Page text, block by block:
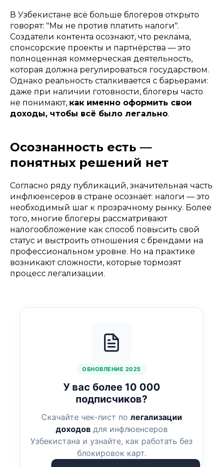
В Узбекистане всё больше блогеров открыто
говорят: "Мы не против платить налоги".
Создатели контента осознают, что реклама,
спонсорские проекты и партнёрства — это
полноценная коммерческая деятельность,
которая должна регулироваться государством.
Однако реальность сталкивается с барьерами:
даже при наличии готовности, блогеры часто
не понимают, как именно оформить свои
доходы, чтобы всё было легально.
Осознанность есть —
понятных решений нет
Согласно ряду публикаций, значительная часть
инфлюенсеров в стране осознаёт: налоги — это
необходимый шаг к прозрачному рынку. Более
того, многие блогеры рассматривают
налогообложение как способ повысить свой
статус и выстроить отношения с брендами на
профессиональном уровне. Но на практике
возникают сложности, которые тормозят
процесс легализации.
ОБНОВЛЕНИЕ 2025
У вас более 10 000
подписчиков?
Скачайте чек-лист по легализации
доходовдля инфлюенсеров
Узбекистана и узнайте, как работать без
блокировок карт.